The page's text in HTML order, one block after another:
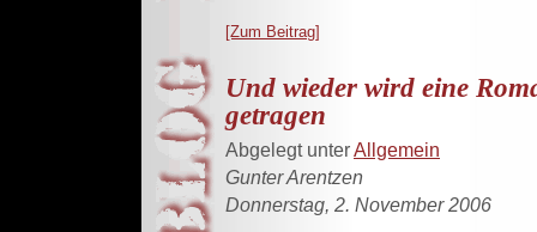
[Zum Beitrag]
Und wieder wird eine
getragen
Abgelegt unterAllgemein
Gunter Arentzen
Donnerstag, 2. November 2006